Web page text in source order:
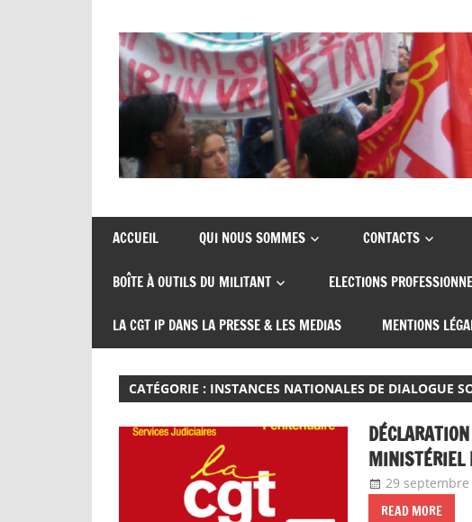
content
CGT
insertion
probation
de
syndicats
insertion
ACCUEIL QUI NOUS SOMMES CONTACTS
BOÎTE À OUTILS DU MILITANT ELECTIONS
LA CGT IP DANS LA PRESSE & LES MEDIAS MENTIONS
CATÉGORIE : INSTANCES NATIONALES DE DIALOGUE
MINISTÉRIEL
29 septembre
READ MORE